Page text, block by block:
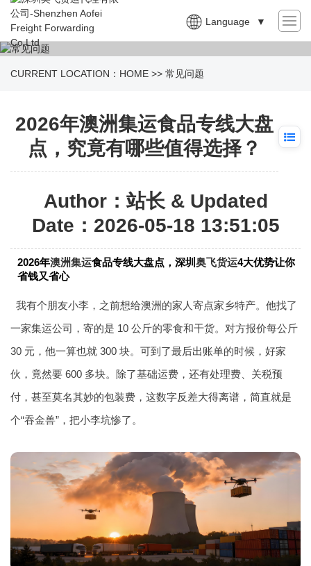
Language ▼
CURRENT LOCATION： HOME >> 常见问题
2026年澳洲集运食品专线大盘
点，究竟有哪些值得选择？
Author：站长 & Updated
Date：2026-05-18 13:51:05
2026年澳洲集运食品专线大盘点，深圳 奥飞货运4大优势让你
省钱又省心
我有个朋友小李，之前想给澳洲的家人寄点家乡特产。他找了
一家集运公司，寄的是 10 公斤的零食和干货。对方报价每公斤
30 元，他一算也就 300 块。可到了最后出账单的时候，好家
伙，竟然要 600 多块。除了基础运费，还有处理费、关税预
付，甚至莫名其妙的包装费，这数字反差大得离谱，简直就是
个“吞金兽”，把小李坑惨了。